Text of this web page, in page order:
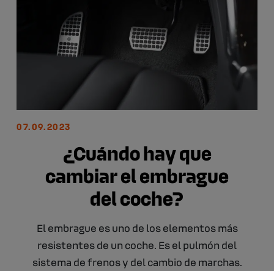
07.09.2023
¿Cuándo hay que
cambiar el embrague
del coche?
El embrague es uno de los elementos más
resistentes de un coche. Es el pulmón del
sistema de frenos y del cambio de marchas.